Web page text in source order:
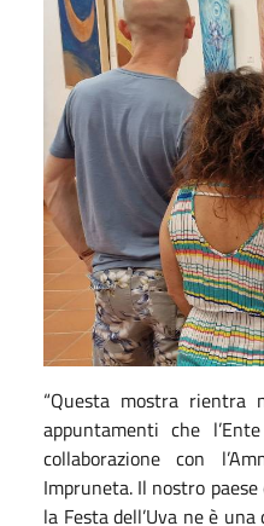
“Questa mostra rientra
appuntamenti che
collaborazione con
Impruneta. Il nostro
la Festa dell’Uva ne è